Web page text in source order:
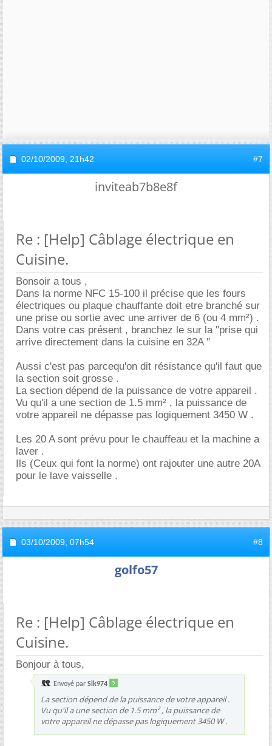
02/10/2009, 21h42 #7
inviteab7b8e8f
Re : [Help] Câblage électrique en
Cuisine.
Bonsoir a tous ,
Dans la norme NFC 15-100 il précise que les fours
électriques ou plaque chauffante doit etre branché sur
une prise ou sortie avec une arriver de 6 (ou 4 mm²) .
Dans votre cas présent , branchez le sur la "prise qui
arrive directement dans la cuisine en 32A "
Aussi c'est pas parcequ'on dit résistance qu'il faut que
la section soit grosse .
La section dépend de la puissance de votre appareil .
Vu qu'il a une section de 1.5 mm² , la puissance de
votre appareil ne dépasse pas logiquement 3450 W .
Les 20 A sont prévu pour le chauffeau et la machine a
laver .
Ils (Ceux qui font la norme) ont rajouter une autre 20A
pour le lave vaisselle .
03/10/2009, 07h54 #8
golfo57
Re : [Help] Câblage électrique en
Cuisine.
Bonjour à tous,
Envoyé par Slk974
La section dépend de la puissance de votre appareil .
Vu qu'il a une section de 1.5 mm² , la puissance de
votre appareil ne dépasse pas logiquement 3450 W .